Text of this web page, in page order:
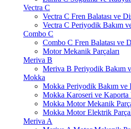
Vectra C
Vectra C Fren Balatası ve
Vectra C Periyodik Bakım
Combo C
Combo C Fren Balatası ve
Motor Mekanik Parçaları
Meriva B
Meriva B Periyodik Bakım
Mokka
Mokka Periyodik Bakım ve
Mokka Karoseri ve Kaporta
Mokka Motor Mekanik
Mokka Motor Elektrik
Meriva A